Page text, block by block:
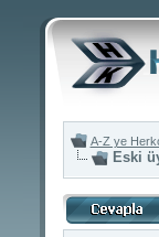
A-Z ye
Eski